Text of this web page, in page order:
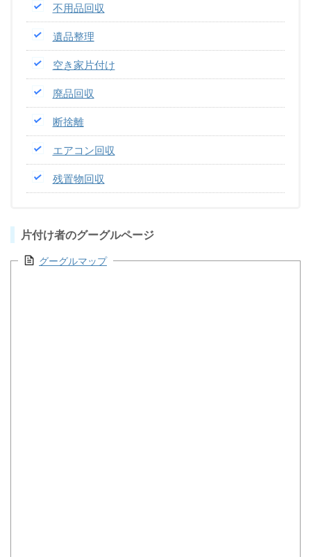
不用品回収
遺品整理
空き家片付け
廃品回収
断捨離
エアコン回収
残置物回収
片付け者のグーグルページ
グーグルマップ